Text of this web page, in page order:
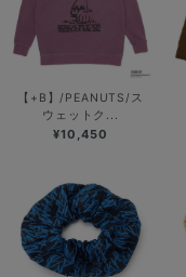
【+B】/PEANUTS/ス
ウェットク...
¥10,450